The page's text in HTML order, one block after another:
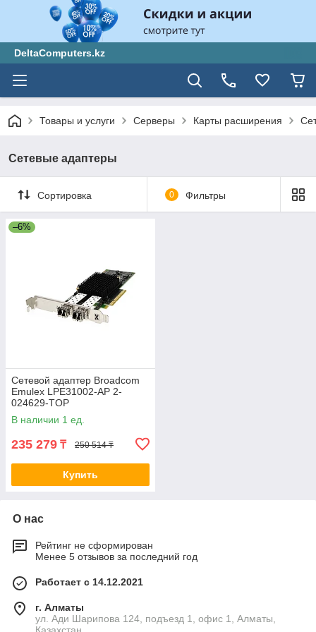
DeltaComputers.kz
Товары и услуги Серверы Карты расширения
Сетевые адаптеры
Сортировка 0 Фильтры
–6%
Сетевой адаптер Broadcom
Emulex LPE31002-AP 2-
024629-TOP
В наличии 1 ед.
235 279 ₸ 250 514 ₸
Купить
О нас
Рейтинг не сформирован
Менее 5 отзывов за последний год
Работает с 14.12.2021
г. Алматы
ул. Ади Шарипова 124, подъезд 1, офис 1, Алматы,